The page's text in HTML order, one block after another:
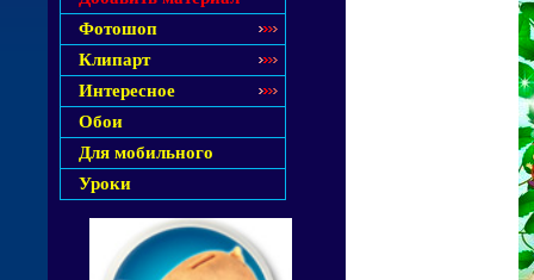
Фотошоп
Клипарт
Интересное
Обои
Для мобильного
Уроки